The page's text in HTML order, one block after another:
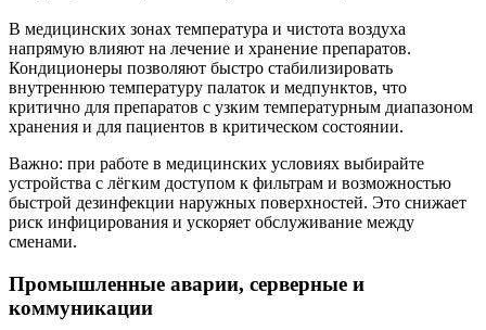
В медицинских зонах температура и чистота воздуха
напрямую влияют на лечение и хранение препаратов.
Кондиционеры позволяют быстро стабилизировать
внутреннюю температуру палаток и медпунктов, что
критично для препаратов с узким температурным диапазоном
хранения и для пациентов в критическом состоянии.
Важно: при работе в медицинских условиях выбирайте
устройства с лёгким доступом к фильтрам и возможностью
быстрой дезинфекции наружных поверхностей. Это снижает
риск инфицирования и ускоряет обслуживание между
сменами.
Промышленные аварии, серверные и
коммуникации